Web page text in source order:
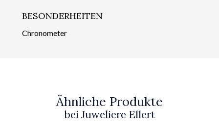
BESONDERHEITEN
Chronometer
Ähnliche Produkte
bei Juweliere Ellert